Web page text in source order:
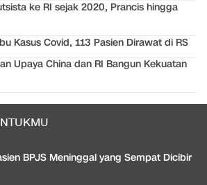
ke RI sejak 2020, Prancis hingga
Kasus Covid, 113 Pasien Dirawat di RS
Upaya China dan RI Bangun Kekuatan
BPJS Meninggal yang Sempat Dicibir